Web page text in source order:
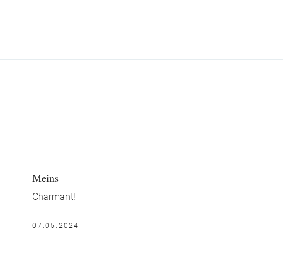
Meins
Charmant!
07.05.2024